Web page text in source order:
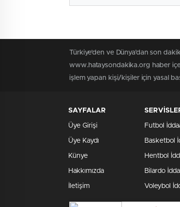
Türkiye'den ve Dünya’dan son
www.hataysondakika.org haber
işlem yapan kişi/kişiler için yasal
SAYFALAR
Üye Girişi
Üye Kaydı
Künye
Hakkımızda
İletişim
Futbol
Basketbol
Hentbol
Bilardo
Voleybol